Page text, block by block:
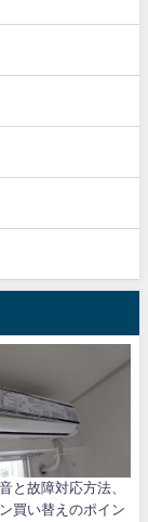
と故障対応方法、
買い替えのポイン